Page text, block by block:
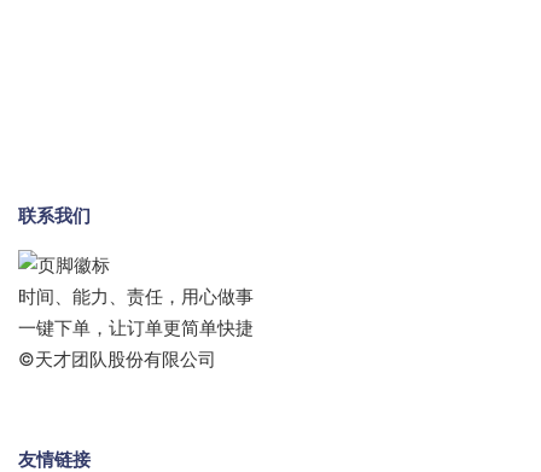
联系我们
时间、能力、责任，用心做事
一键下单，让订单更简单快捷
©天才团队股份有限公司
友情链接